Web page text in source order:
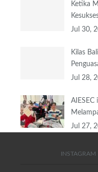
Ketika
Jul 30,
Kilas
Jul 28,
Jul 27,
INSTAGRAM